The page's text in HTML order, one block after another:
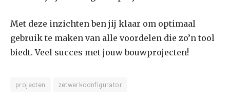
Met deze inzichten ben jij klaar om optimaal
gebruik te maken van alle voordelen die zo’n tool
biedt. Veel succes met jouw bouwprojecten!
projecten zetwerkconfigurator